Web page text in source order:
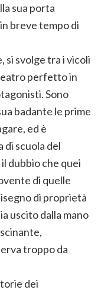
sua porta
breve tempo di
si svolge tra i vicoli
perfetto in
Sono
badante le prime
ed è
di scuola del
dubbio che quei
di quelle
di proprietà
uscito dalla mano
troppo da
dei